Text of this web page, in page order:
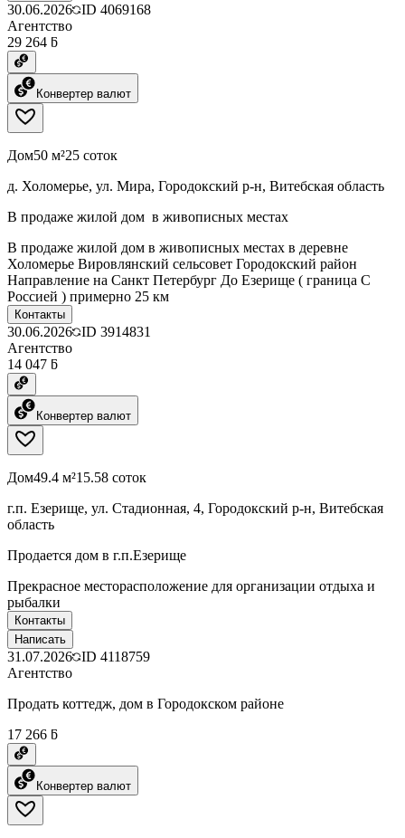
30.06.2026 ID 4069168
Агентство
29 264 ƃ
Конвертер валют
Дом50 м²25 соток
д. Холомерье, ул. Мира, Городокский р-н, Витебская область
В продаже жилой дом в живописных местах
В продаже жилой дом в живописных местах в деревне
Холомерье Вировлянский сельсовет Городокский район
Направление на Санкт Петербург До Езерище ( граница С
Россией ) примерно 25 км
Контакты
30.06.2026 ID 3914831
Агентство
14 047 ƃ
Конвертер валют
Дом49.4 м²15.58 соток
г.п. Езерище, ул. Стадионная, 4, Городокский р-н, Витебская
область
Продается дом в г.п.Езерище
Прекрасное месторасположение для организации отдыха и
рыбалки
Контакты
Написать
31.07.2026 ID 4118759
Агентство
Продать коттедж, дом в Городокском районе
17 266 ƃ
Конвертер валют